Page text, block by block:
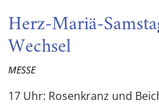
Herz-Mariä-
Wechsel
MESSE
17 Uhr: Rosenkranz und